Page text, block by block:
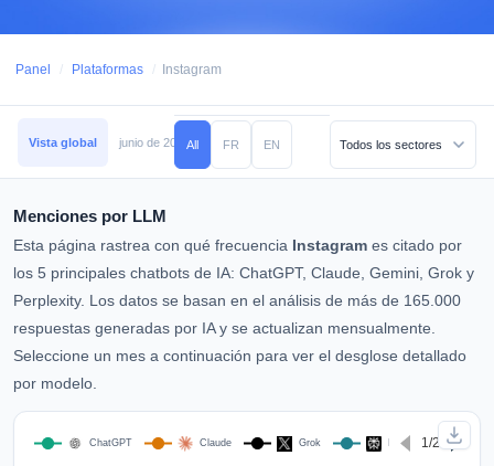
Panel / Plataformas / Instagram
Vista global junio de 2026 mayo de 2026 abril de 2026 marzo de 2026
All FR EN
Menciones por LLM
Esta página rastrea con qué frecuencia Instagram es citado por
los 5 principales chatbots de IA: ChatGPT, Claude, Gemini, Grok y
Perplexity. Los datos se basan en el análisis de más de 165.000
respuestas generadas por IA y se actualizan mensualmente.
Seleccione un mes a continuación para ver el desglose detallado
por modelo.